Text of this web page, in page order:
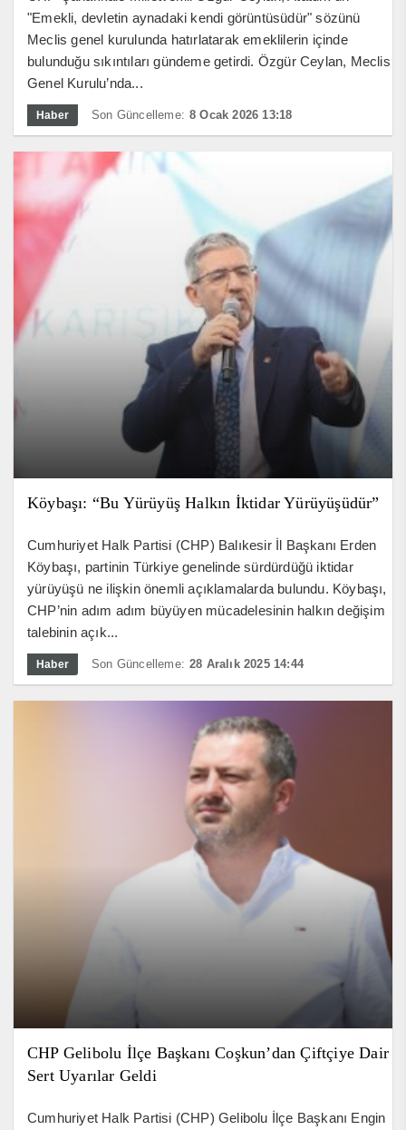
"Emekli, devletin aynadaki kendi görüntüsüdür" sözünü
Meclis genel kurulunda hatırlatarak emeklilerin içinde
bulunduğu sıkıntıları gündeme getirdi. Özgür Ceylan, Meclis
Genel Kurulu’nda...
Haber Son Güncelleme: 8 Ocak 2026 13:18
Köybaşı: “Bu Yürüyüş Halkın İktidar Yürüyüşüdür”
Cumhuriyet Halk Partisi (CHP) Balıkesir İl Başkanı Erden
Köybaşı, partinin Türkiye genelinde sürdürdüğü iktidar
yürüyüşü ne ilişkin önemli açıklamalarda bulundu. Köybaşı,
CHP’nin adım adım büyüyen mücadelesinin halkın değişim
talebinin açık...
Haber Son Güncelleme: 28 Aralık 2025 14:44
CHP Gelibolu İlçe Başkanı Coşkun’dan Çiftçiye Dair
Sert Uyarılar Geldi
Cumhuriyet Halk Partisi (CHP) Gelibolu İlçe Başkanı Engin